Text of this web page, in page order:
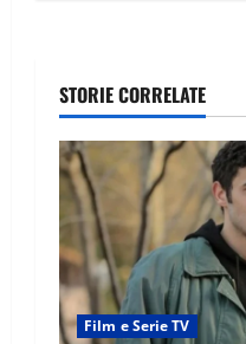
STORIE CORRELATE
Film e Serie TV